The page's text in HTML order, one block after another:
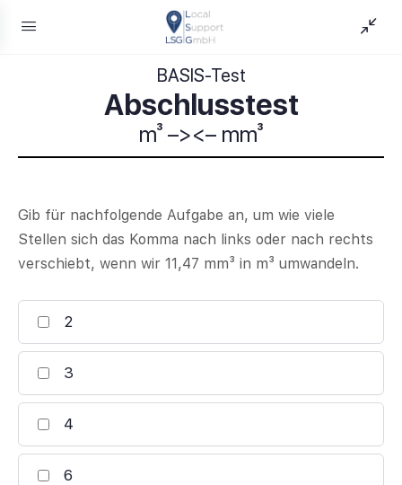
BASIS-Test
Abschlusstest
m³ –><– mm³
Gib für nachfolgende Aufgabe an, um wie viele
Stellen sich das Komma nach links oder nach rechts
verschiebt, wenn wir 11,47 mm³ in m³ umwandeln.
2
3
4
6